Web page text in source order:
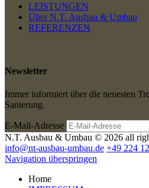
LEISTUNGEN
Über N.T. Ausbau & Umbau
REFERENZEN
Newsletter
Immer informiert über die neuesten
Sanierung.
E-Mail-Adresse
N.T. Ausbau & Umbau © 2026 all
info@nt-ausbau-umbau.de +49 224
Navigation überspringen
Home